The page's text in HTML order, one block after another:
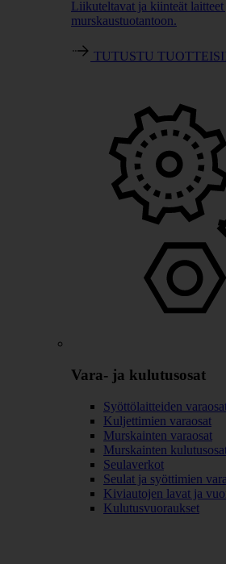
Liikuteltavat ja kiinteät
murskaustuotantoon.
TUTUSTU
Vara- ja kulutusosat
Syöttölaitteiden
Kuljettimien varaosat
Murskainten varaosat
Murskainten
Seulaverkot
Seulat ja syöttimien
Kiviautojen lavat ja
Kulutusvuoraukset